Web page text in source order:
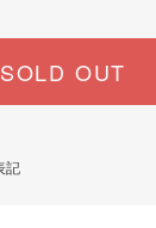
SOLD OUT
記